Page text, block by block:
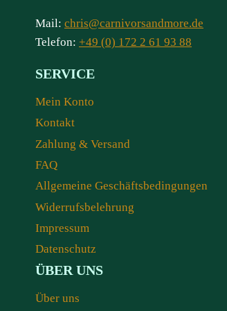
Mail: chris@carnivorsandmore.de
Telefon: +49 (0) 172 2 61 93 88
SERVICE
Mein Konto
Kontakt
Zahlung & Versand
FAQ
Allgemeine Geschäftsbedingungen
Widerrufsbelehrung
Impressum
Datenschutz
ÜBER UNS
Über uns